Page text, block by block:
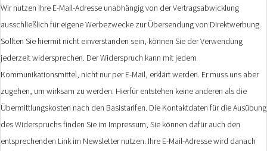
Wir nutzen Ihre E-Mail-Adresse unabhängig von der Vertragsabwicklung
ausschließlich für eigene Werbezwecke zur Übersendung von Direktwerbung.
Sollten Sie hiermit nicht einverstanden sein, können Sie der Verwendung
jederzeit widersprechen. Der Widerspruch kann mit jedem
Kommunikationsmittel, nicht nur per E-Mail, erklärt werden. Er muss uns aber
zugehen, um wirksam zu werden. Hierfür entstehen keine anderen als die
Übermittlungskosten nach den Basistarifen. Die Kontaktdaten für die Ausübung
des Widerspruchs finden Sie im Impressum, Sie können dafür auch den
entsprechenden Link im Newsletter nutzen. Ihre E-Mail-Adresse wird danach